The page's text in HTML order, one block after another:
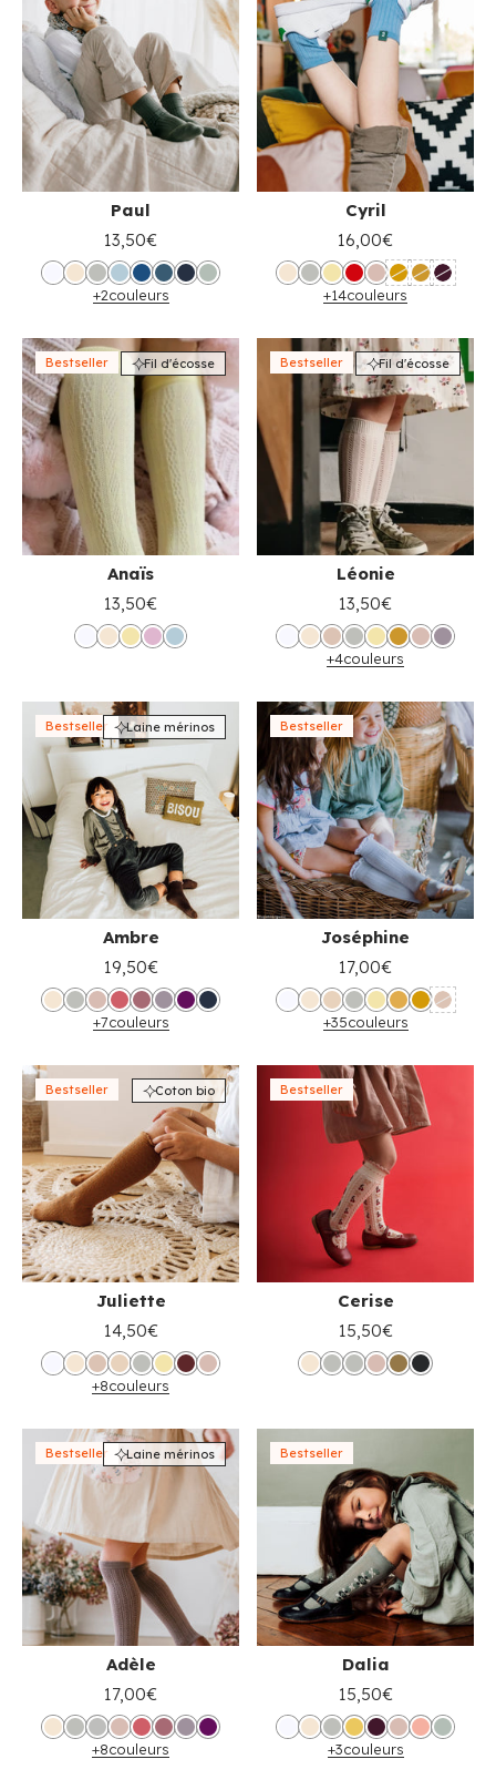
Paul
13,50€
+2couleurs
Cyril
16,00€
+14couleurs
Bestseller Fil d'écosse
Anaïs
13,50€
Bestseller Fil d'écosse
Léonie
13,50€
+4couleurs
Bestseller Laine mérinos
Ambre
19,50€
+7couleurs
Bestseller
Joséphine
17,00€
+35couleurs
Bestseller Coton bio
Juliette
14,50€
+8couleurs
Bestseller
Cerise
15,50€
Bestseller Laine mérinos
Adèle
17,00€
+8couleurs
Bestseller
Dalia
15,50€
+3couleurs